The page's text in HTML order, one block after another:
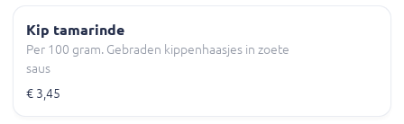
Kip tamarinde
Per 100 gram. Gebraden kippenhaasjes in zoete
saus
€ 3,45